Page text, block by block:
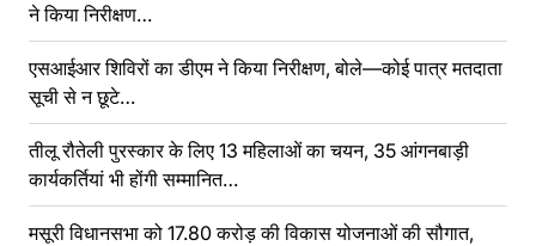
ने किया निरीक्षण…
एसआईआर शिविरों का डीएम ने किया निरीक्षण, बोले—कोई पात्र मतदाता
सूची से न छूटे…
तीलू रौतेली पुरस्कार के लिए 13 महिलाओं का चयन, 35 आंगनबाड़ी
कार्यकर्तियां भी होंगी सम्मानित…
मसूरी विधानसभा को 17.80 करोड़ की विकास योजनाओं की सौगात,